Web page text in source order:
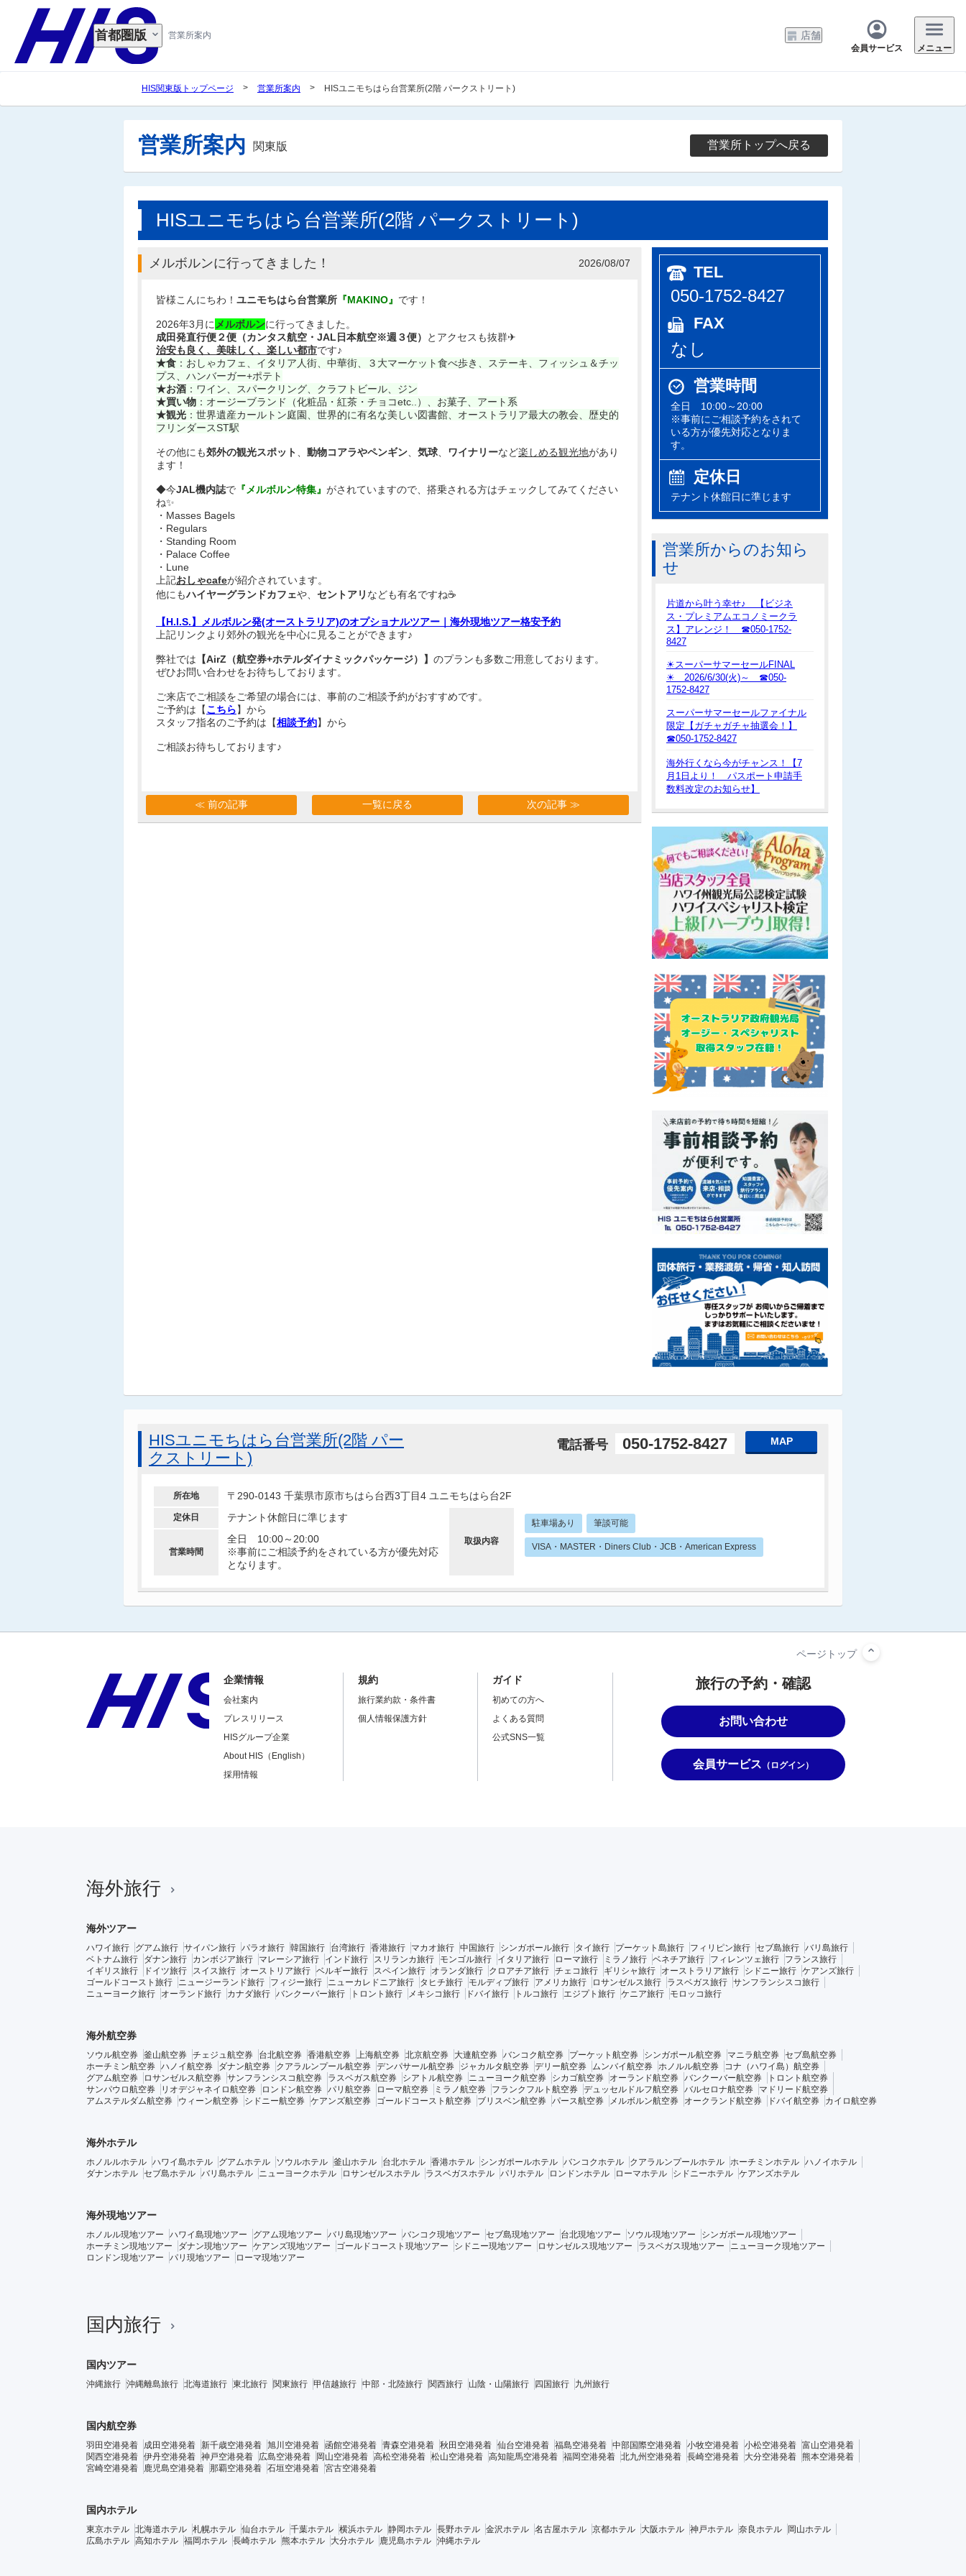
営業所案内
首都圏版 店舗
会員サービス メニュー
HIS関東版トップページ > 営業所案内 > HISユニモちはら台営業所(2階 パークストリート)
営業所案内 関東版 営業所トップへ戻る
HISユニモちはら台営業所(2階 パークストリート)
メルボルンに行ってきました！ 2026/08/07
皆様こんにちわ！ ユニモちはら台営業所 『MAKINO』 です！
2026年3月に メルボルンに行ってきました。
成田発直行便２便（カンタス航空・JAL日本航空※週３便）
とアクセスも抜群✈
治安も良く、美味しく、楽しい都市です♪
★食 ：おしゃカフェ、イタリア人街、中華街、３大マーケット食べ歩き、ステーキ、フィッシュ＆チッ
プス、ハンバーガー+ポテト
★お酒 ：ワイン、スパークリング、クラフトビール、ジン
★買い物 ：オージーブランド（化粧品・紅茶・チョコetc..）、お菓子、アート系
★観光 ：世界遺産カールトン庭園、世界的に有名な美しい図書館、オーストラリア最大の教会、歴史的
フリンダースST駅
その他にも郊外の観光スポット 動物コアラやペンギン 気球 ワイナリーなど楽しめる観光地があり
ます！
◆今JAL機内誌で 『メルボルン特集』 がされていますので、搭乗される方はチェックしてみてください
ね✨
・Masses Bagels
・Regulars
・Standing Room
​・Palace Coffee
・Lune
上記おしゃcafeが紹介されています。
他にもハイヤーグランドカフェや、 セントアリ なども有名ですね☕
【H.I.S.】メルボルン発(オーストラリア)のオプショナルツアー｜海外現地ツアー格安予約
上記リンクより郊外の観光を中心に見ることができます♪
弊社では 【AirZ（航空券+ホテルダイナミックパッケージ）】 のプランも多数ご用意しております。
ぜひお問い合わせをお待ちしております。
ご来店でご相談をご希望の場合には、事前のご相談予約がおすすめです。
ご予約は【こちら】から
スタッフ指名のご予約は【相談予約】から
ご相談お待ちしております♪
≪ 前の記事 一覧に戻る 次の記事 ≫
TEL
050-1752-8427
FAX
なし
営業時間
全日 10:00～20:00
※事前にご相談予約をされて
いる方が優先対応となりま
す。
定休日
テナント休館日に準じます
営業所からのお知ら
せ
片道から叶う幸せ♪ 【ビジネ
ス・プレミアムエコノミークラ
ス】アレンジ！ ☎050-1752-
8427
☀スーパーサマーセールFINAL
☀ 2026/6/30(火)～ ☎050-
1752-8427
スーパーサマーセールファイナル
限定【ガチャガチャ抽選会！】
☎050-1752-8427
海外行くなら今がチャンス！【7
月1日より！ パスポート申請手
数料改定のお知らせ】
HISユニモちはら台営業所(2階 パー
クストリート)
MAP
電話番号 050-1752-8427
所在地 〒290-0143 千葉県市原市ちはら台西3丁目4 ユニモちはら台2F
定休日 テナント休館日に準じます
取扱内容
駐車場あり 筆談可能
VISA・MASTER・Diners Club・JCB・American Express
営業時間
全日 10:00～20:00
※事前にご相談予約をされている方が優先対応
となります。
旅行の予約・確認
お問い合わせ
会員サービス （ログイン）
企業情報
会社案内
プレスリリース
HISグループ企業
About HIS（English）
採用情報
規約
旅行業約款・条件書
個人情報保護方針
ガイド
初めての方へ
よくある質問
公式SNS一覧
海外旅行
海外ツアー
ハワイ旅行 グアム旅行 サイパン旅行 パラオ旅行 韓国旅行 台湾旅行 香港旅行 マカオ旅行 中国旅行 シンガポール旅行 タイ旅行 プーケット島旅行 フィリピン旅行 セブ島旅行 バリ島旅行
ベトナム旅行
ダナン旅行 カンボジア旅行 マレーシア旅行 インド旅行 スリランカ旅行 モンゴル旅行 イタリア旅行 ローマ旅行 ミラノ旅行 ベネチア旅行 フィレンツェ旅行
フランス旅行
イギリス旅行
ドイツ旅行 スイス旅行 オーストリア旅行 ベルギー旅行 スペイン旅行 オランダ旅行 クロアチア旅行 チェコ旅行 ギリシャ旅行 オーストラリア旅行 シドニー旅行 ケアンズ旅行
ゴールドコースト旅行
ニュージーランド旅行 フィジー旅行 ニューカレドニア旅行 タヒチ旅行 モルディブ旅行 アメリカ旅行 ロサンゼルス旅行 ラスベガス旅行 サンフランシスコ旅行
ニューヨーク旅行
オーランド旅行 カナダ旅行 バンクーバー旅行 トロント旅行 メキシコ旅行 ドバイ旅行 トルコ旅行 エジプト旅行 ケニア旅行 モロッコ旅行
海外航空券
ソウル航空券 釜山航空券 チェジュ航空券 台北航空券 香港航空券 上海航空券 北京航空券 大連航空券 バンコク航空券 プーケット航空券 シンガポール航空券 マニラ航空券 セブ島航空券
ホーチミン航空券 ハノイ航空券 ダナン航空券 クアラルンプール航空券 デンパサール航空券 ジャカルタ航空券 デリー航空券 ムンバイ航空券 ホノルル航空券
コナ（ハワイ島）航空券
グアム航空券
ロサンゼルス航空券 サンフランシスコ航空券 ラスベガス航空券 シアトル航空券 ニューヨーク航空券 シカゴ航空券 オーランド航空券 バンクーバー航空券
トロント航空券
サンパウロ航空券
リオデジャネイロ航空券 ロンドン航空券 パリ航空券 ローマ航空券 ミラノ航空券 フランクフルト航空券 デュッセルドルフ航空券 バルセロナ航空券
マドリード航空券
アムステルダム航空券
ウィーン航空券 シドニー航空券 ケアンズ航空券 ゴールドコースト航空券 ブリスベン航空券 パース航空券 メルボルン航空券 オークランド航空券 ドバイ航空券 カイロ航空券
海外ホテル
ホノルルホテル ハワイ島ホテル グアムホテル ソウルホテル 釜山ホテル 台北ホテル 香港ホテル シンガポールホテル バンコクホテル クアラルンプールホテル ホーチミンホテル ハノイホテル
ダナンホテル セブ島ホテル バリ島ホテル ニューヨークホテル ロサンゼルスホテル ラスベガスホテル パリホテル ロンドンホテル ローマホテル シドニーホテル ケアンズホテル
海外現地ツアー
ホノルル現地ツアー ハワイ島現地ツアー グアム現地ツアー バリ島現地ツアー バンコク現地ツアー セブ島現地ツアー 台北現地ツアー ソウル現地ツアー
シンガポール現地ツアー
ホーチミン現地ツアー
ダナン現地ツアー ケアンズ現地ツアー ゴールドコースト現地ツアー シドニー現地ツアー ロサンゼルス現地ツアー ラスベガス現地ツアー
ニューヨーク現地ツアー
ロンドン現地ツアー
パリ現地ツアー ローマ現地ツアー
国内旅行
国内ツアー
沖縄旅行 沖縄離島旅行 北海道旅行 東北旅行 関東旅行 甲信越旅行 中部・北陸旅行 関西旅行 山陰・山陽旅行 四国旅行 九州旅行
国内航空券
羽田空港発着 成田空港発着 新千歳空港発着 旭川空港発着 函館空港発着 青森空港発着 秋田空港発着 仙台空港発着 福島空港発着 中部国際空港発着 小牧空港発着 小松空港発着 富山空港発着
関西空港発着 伊丹空港発着 神戸空港発着 広島空港発着 岡山空港発着 高松空港発着 松山空港発着 高知龍馬空港発着 福岡空港発着 北九州空港発着 長崎空港発着 大分空港発着 熊本空港発着
宮崎空港発着
鹿児島空港発着 那覇空港発着 石垣空港発着 宮古空港発着
国内ホテル
東京ホテル 北海道ホテル 札幌ホテル 仙台ホテル 千葉ホテル 横浜ホテル 静岡ホテル 長野ホテル 金沢ホテル 名古屋ホテル 京都ホテル 大阪ホテル 神戸ホテル 奈良ホテル
岡山ホテル
広島ホテル 高知ホテル 福岡ホテル 長崎ホテル 熊本ホテル 大分ホテル 鹿児島ホテル 沖縄ホテル